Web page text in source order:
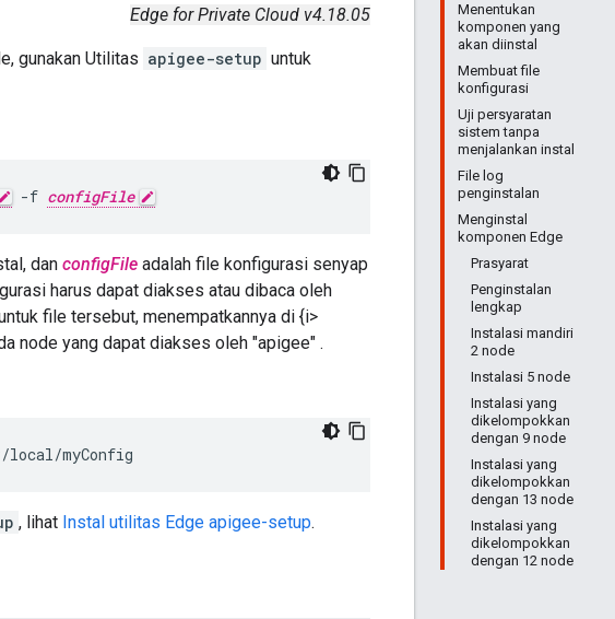
Menentukan
komponen yang
akan diinstal
Membuat file
konfigurasi
Uji persyaratan
sistem tanpa
menjalankan instal
File log
penginstalan
Menginstal
komponen Edge
Prasyarat
Penginstalan
lengkap
Instalasi mandiri
2 node
Instalasi 5 node
Instalasi yang
dikelompokkan
dengan 9 node
Instalasi yang
dikelompokkan
dengan 13 node
Instalasi yang
dikelompokkan
dengan 12 node
Edge for Private Cloud v4.18.05
gunakan Utilitas apigee-setup untuk
-f configFile
dan configFile adalah file konfigurasi senyap
harus dapat diakses atau dibaca oleh
file tersebut, menempatkannya di {i>
node yang dapat diakses oleh "apigee" .
myConfig
, lihat Instal utilitas Edge apigee-setup.